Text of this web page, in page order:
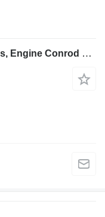
New Holland Lm5040, Lm, Tl Series, Engine Conrod 4895748, 82831298 klipnjača za LM5040 teleskopskog utovarivača